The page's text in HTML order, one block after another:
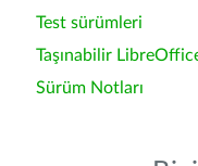
Test sürümleri
Taşınabilir
Sürüm Notları